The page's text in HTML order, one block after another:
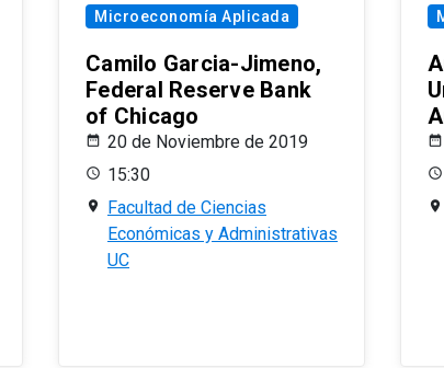
Microeconomía Aplicada
Camilo Garcia-Jimeno,
Federal Reserve Bank
of Chicago
20 de Noviembre de 2019
15:30
Facultad de Ciencias
Económicas y Administrativas
UC